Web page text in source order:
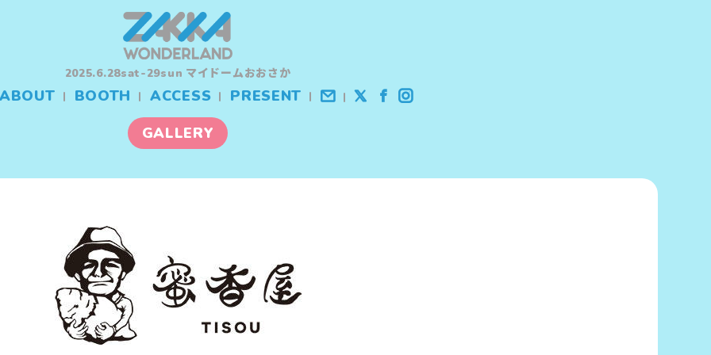
2025.6.28sat-29sun マイドームおおさか
ABOUT BOOTH ACCESS
PRESENT
GALLERY
BOOTH